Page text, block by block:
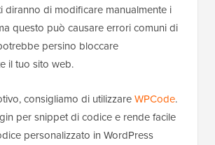
diranno di modificare manualmente i
questo può causare errori comuni di
persino bloccare
il tuo sito web.
consigliamo di utilizzareWPCode.
per snippet di codice e rende facile
personalizzato in WordPress